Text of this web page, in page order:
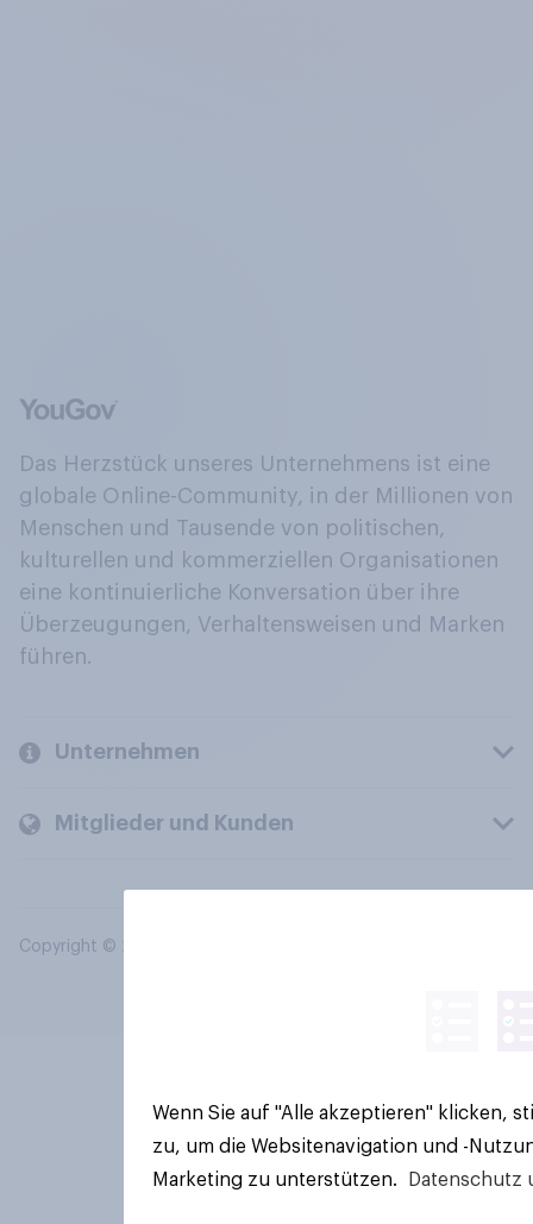
Das Herzstück unseres Unternehmens ist eine
globale Online-Community, in der Millionen von
Menschen und Tausende von politischen,
kulturellen und kommerziellen Organisationen
eine kontinuierliche Konversation über ihre
Überzeugungen, Verhaltensweisen und Marken
führen.
Unternehmen
Mitglieder und Kunden
Copyright © 2026 YouGov PLC. Alle Rechte vorbehalten.
Wenn Sie auf "Alle akzeptieren" klicken,
zu, um die Websitenavigation und -
Marketing zu unterstützen.
Datenschutz